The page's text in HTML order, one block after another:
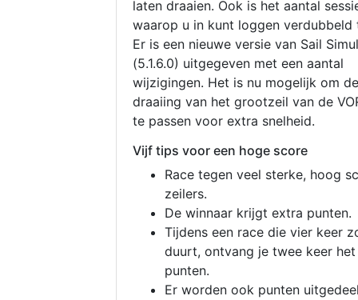
laten draaien. Ook is het aantal
waarop u in kunt loggen verdubbeld
Er is een nieuwe versie van Sail
(5.1.6.0) uitgegeven met een aantal
wijzigingen. Het is nu mogelijk om de
draaiing van het grootzeil van de
te passen voor extra snelheid.
Vijf tips voor een hoge score
Race tegen veel sterke, hoog
zeilers.
De winnaar krijgt extra punten.
Tijdens een race die vier keer
duurt, ontvang je twee keer
punten.
Er worden ook punten